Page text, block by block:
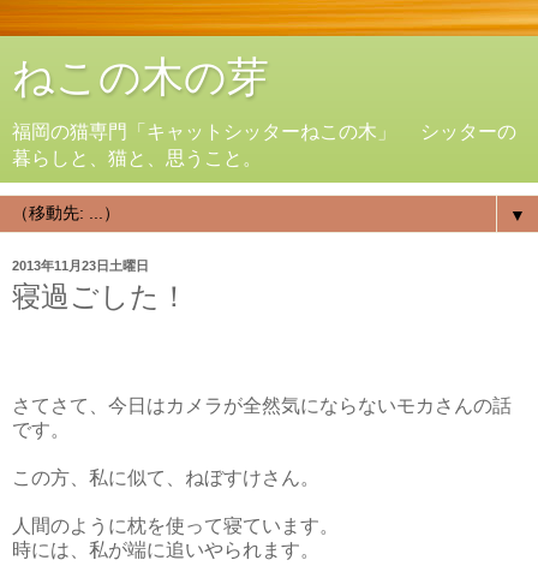
ねこの木の芽
福岡の猫専門「キャットシッターねこの木」 シッターの
暮らしと、猫と、思うこと。
▼
2013年11月23日土曜日
寝過ごした！
さてさて、今日はカメラが全然気にならないモカさんの話
です。
この方、私に似て、ねぼすけさん。
人間のように枕を使って寝ています。
時には、私が端に追いやられます。